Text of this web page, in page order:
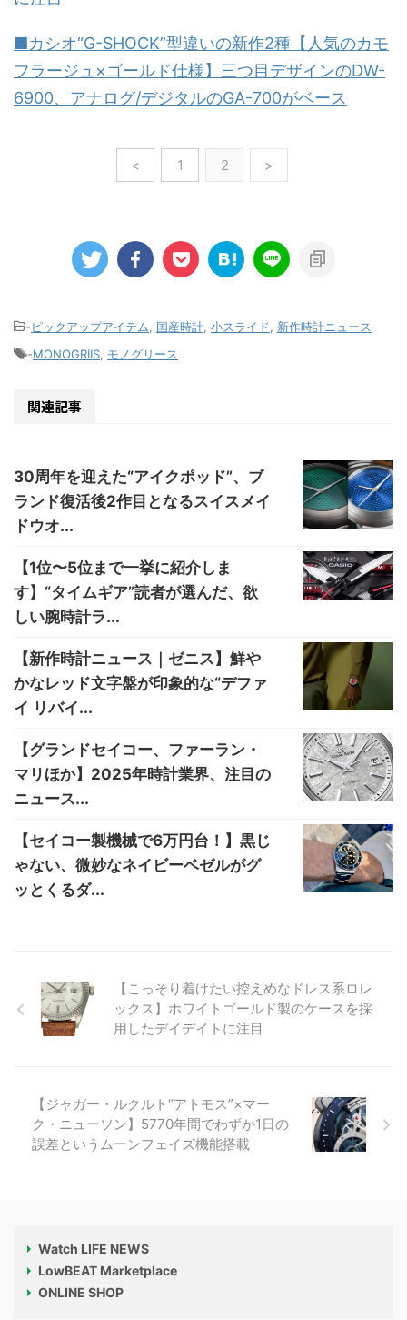
■カシオ“G-SHOCK”型違いの新作2種【人気のカモ
フラージュ×ゴールド仕様】三つ目デザインのDW-
6900、アナログ/デジタルのGA-700がベース
< 1 2 >
-ピックアップアイテム 国産時計 小スライド
新作時計ニュース
-MONOGRIIS モノグリース
関連記事
30周年を迎えた“アイクポッド”、ブ
ランド復活後2作目となるスイスメイ
ドウオ...
【1位〜5位まで一挙に紹介しま
す】“タイムギア”読者が選んだ、欲
しい腕時計ラ...
【新作時計ニュース｜ゼニス】鮮や
かなレッド文字盤が印象的な“デファ
イ リバイ...
【グランドセイコー、ファーラン・
マリほか】2025年時計業界、注目の
ニュース...
【セイコー製機械で6万円台！】黒じ
ゃない、微妙なネイビーベゼルがグ
ッとくるダ...
【こっそり着けたい控えめなドレス系ロレ
ックス】ホワイトゴールド製のケースを採
用したデイデイトに注目
【ジャガー・ルクルト“アトモス”×マー
ク・ニューソン】5770年間でわずか1日の
誤差というムーンフェイズ機能搭載
Watch LIFE NEWS
LowBEAT Marketplace
ONLINE SHOP